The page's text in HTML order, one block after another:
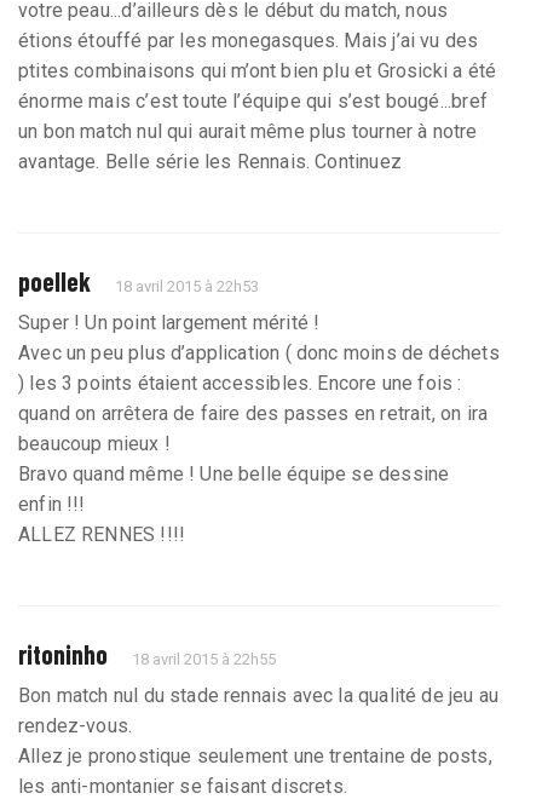
votre peau...d’ailleurs dès le début du match, nous
étions étouffé par les monegasques. Mais j’ai vu des
ptites combinaisons qui m’ont bien plu et Grosicki a été
énorme mais c’est toute l’équipe qui s’est bougé...bref
un bon match nul qui aurait même plus tourner à notre
avantage. Belle série les Rennais. Continuez
poellek 18 avril 2015 à 22h53
Super ! Un point largement mérité !
Avec un peu plus d’application ( donc moins de déchets
) les 3 points étaient accessibles. Encore une fois :
quand on arrêtera de faire des passes en retrait, on ira
beaucoup mieux !
Bravo quand même ! Une belle équipe se dessine
enfin !!!
ALLEZ RENNES !!!!
ritoninho 18 avril 2015 à 22h55
Bon match nul du stade rennais avec la qualité de jeu au
rendez-vous.
Allez je pronostique seulement une trentaine de posts,
les anti-montanier se faisant discrets.